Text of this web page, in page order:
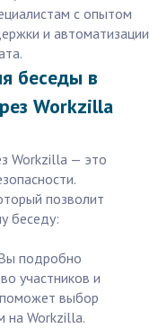
с опытом
и автоматизации
беседы в
Workzilla
Workzilla — это
позволит
беседу:
подробно
участников и
поможет выбор
на Workzilla.